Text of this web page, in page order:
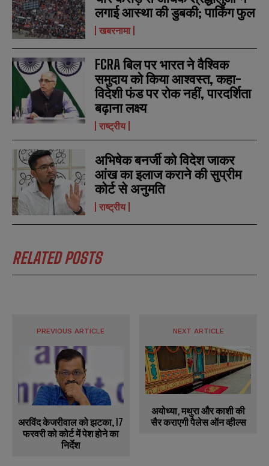
N
a
m
e
*
m
i
l
*
u
m
b
r
SUBMIT
N
a
m
e
*
m
i
l
*
u
m
b
r
SUBMIT
लगाई आस्था की डुबकी; पार्किंग फुल
खबरनामा
FCRA बिल पर भारत ने वैश्विक
समुदाय को किया आश्वस्त, कहा-
विदेशी फंड पर रोक नहीं, पारदर्शिता
बढ़ाना लक्ष्य
राष्ट्रीय
अभिषेक बनर्जी को विदेश जाकर
आंख का इलाज कराने की सुप्रीम
कोर्ट से अनुमति
राष्ट्रीय
RELATED POSTS
PREVIOUS ARTICLE
अरविंद केजरीवाल को झटका, 17
फरवरी को कोर्ट में पेश होने का
निर्देश
NEXT ARTICLE
अयोध्या, मथुरा और काशी की
सैर कराएगी पैलेस ऑन व्हील्स